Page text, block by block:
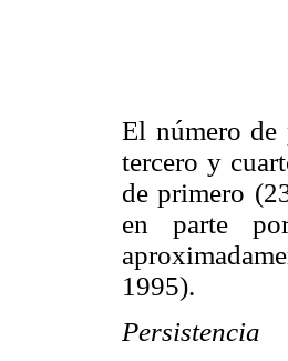
El número de
tercero y
de primero
en parte
1995).
Persistencia